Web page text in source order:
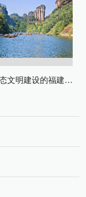
数字生态文明建设的福建路径与启示